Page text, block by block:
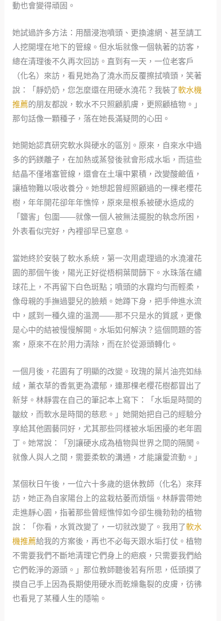
動也會變得頑固。
她試過許多方法：用醋浸泡噴頭、更換濾網、甚至請工
人挖開埋在地下的管線。但水垢就像一個執著的訪客，
總在清理後不久再次回訪。直到有一天，一位老客戶
（化名）來訪，看見她為了澆水而反覆擦拭噴頭，笑著
說：「靜奶奶，您怎麼還在用硬水澆花？我裝了軟水機
推薦的朋友都說，軟水不只照顧肌膚，更照顧植物。」
那句話像一顆種子，落在她長滿疑問的心田。
她開始認真研究軟水與硬水的區別。原來，自來水中過
多的鈣鎂離子，在加熱或蒸發後就會形成水垢，而這些
結晶不僅堵塞管線，還會在土壤中累積，改變酸鹼值，
讓植物難以吸收養分。她想起曾經照顧過的一棵老櫻花
樹，年年開花卻年年憔悴，原來是根系被硬水造成的
「鹽害」包圍——就像一個人被無法擺脫的執念所困，
外表看似完好，內裡卻早已窒息。
當她終於安裝了軟水系統，第一次用處理過的水澆灌花
園的那個午後，陽光正好從梧桐葉間篩下。水珠落在繡
球花上，不再留下白色斑點；噴頭的水霧均勻而輕柔，
像母親的手撫過嬰兒的臉頰。她蹲下身，把手伸進水流
中，感到一種久違的溫潤——那不只是水的質感，更像
是心中的結被慢慢解開。水垢如何解決？這個問題的答
案，原來不在於用力清除，而在於從源頭轉化。
一個月後，花園有了明顯的改變。玫瑰的葉片油亮如絲
絨，薰衣草的香氣更為濃郁，連那棵老櫻花樹都冒出了
新芽。林靜雲在自己的筆記本上寫下：「水垢是時間的
皺紋，而軟水是時間的慈悲。」她開始把自己的經驗分
享給其他園藝同好，尤其那些同樣被水垢困擾的老年園
丁。她常說：「別讓硬水成為植物與世界之間的隔閡。
就像人與人之間，需要柔軟的溝通，才能讓愛流動。」
某個秋日午後，一位六十多歲的退休教師（化名）來拜
訪，她正為自家陽台上的盆栽枯萎而煩惱。林靜雲帶她
走進靜心園，指著那些曾經憔悴如今卻生機勃勃的植物
說：「你看，水質改變了，一切就改變了。我用了軟水
機推薦給我的方案後，再也不必每天跟水垢打仗。植物
不需要我們不斷地清理它們身上的疤痕，只需要我們給
它們乾淨的源頭。」那位教師聽後若有所思，低頭摸了
摸自己手上因為長期使用硬水而乾燥龜裂的皮膚，彷彿
也看見了某種人生的隱喻。